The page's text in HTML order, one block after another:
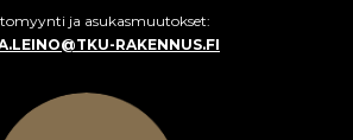
ja asukasmuutokset:
RAKENNUS.FI